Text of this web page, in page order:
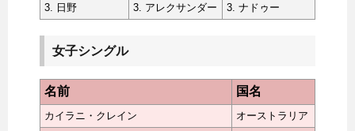
3. 日野
3. アレクサンダー 3. ナドゥー
女子シングル
名前 国名
カイラニ・クレイン
オーストラリア